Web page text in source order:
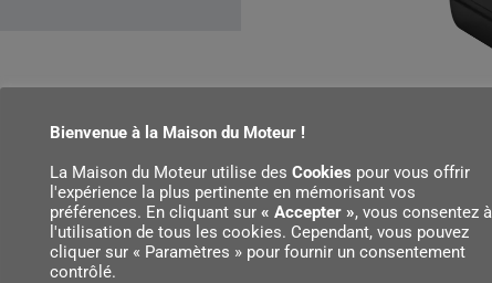
Bienvenue à la Maison du Moteur !
La Maison du Moteur utilise des Cookies pour vous offrir
l'expérience la plus pertinente en mémorisant vos
préférences. En cliquant sur « Accepter », vous consentez à
l'utilisation de tous les cookies. Cependant, vous pouvez
cliquer sur « Paramètres » pour fournir un consentement
contrôlé.